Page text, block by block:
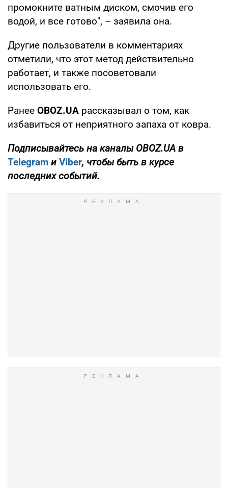
промокните ватным диском, смочив его
водой, и все готово", – заявила она.
Другие пользователи в комментариях
отметили, что этот метод действительно
работает, и также посоветовали
использовать его.
Ранее OBOZ.UA рассказывал о том, как
избавиться от неприятного запаха от ковра.
Подписывайтесь на каналы OBOZ.UA в
Telegram и Viber, чтобы быть в курсе
последних событий.